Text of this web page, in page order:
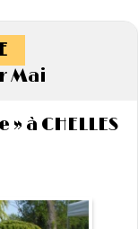
Mai
à CHELLES